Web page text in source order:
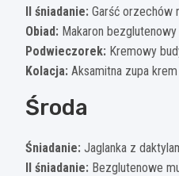
II śniadanie: Garść orzechów
Obiad: Makaron
Podwieczorek: Kremowy
Kolacja: Aksamitna zupa
Środa
Śniadanie: Jaglanka z
II śniadanie: Bezglutenowe